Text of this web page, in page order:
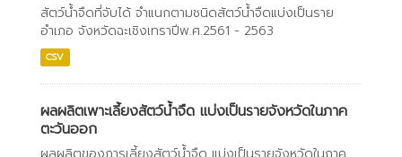
สัตว์น้ำจืดที่จับได้ จำแนกตามชนิดสัตว์น้ำจืดแบ่งเป็นราย
อำเภอ จังหวัดฉะเชิงเทราปีพ.ศ.2561 - 2563
CSV
ผลผลิตเพาะเลี้ยงสัตว์น้ำจืด แบ่งเป็นรายจังหวัดในภาค
ตะวันออก